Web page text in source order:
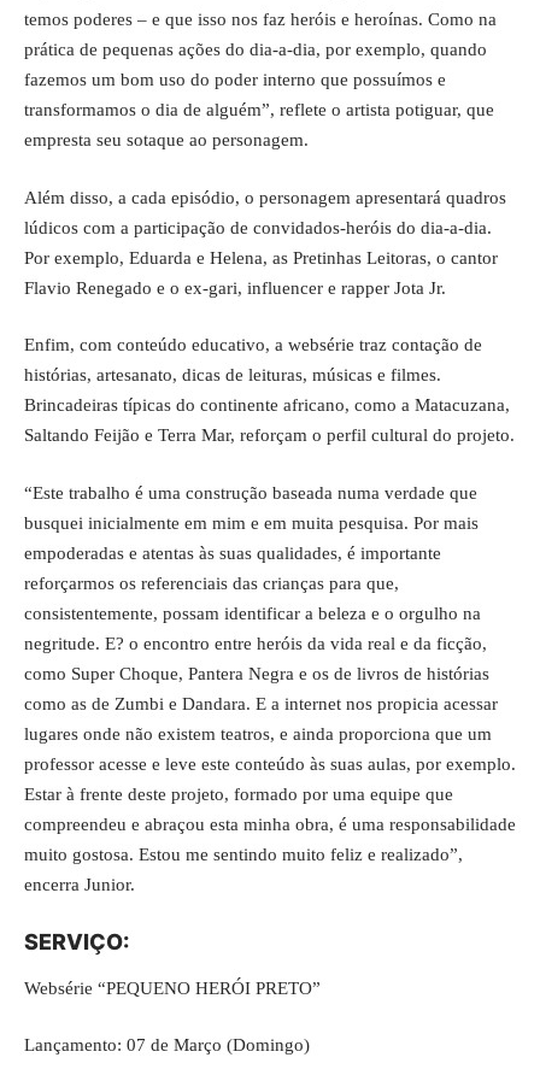
temos poderes – e que isso nos faz heróis e heroínas. Como na
prática de pequenas ações do dia-a-dia, por exemplo, quando
fazemos um bom uso do poder interno que possuímos e
transformamos o dia de alguém”, reflete o artista potiguar, que
empresta seu sotaque ao personagem.
Além disso, a cada episódio, o personagem apresentará quadros
lúdicos com a participação de convidados-heróis do dia-a-dia.
Por exemplo, Eduarda e Helena, as Pretinhas Leitoras, o cantor
Flavio Renegado e o ex-gari, influencer e rapper Jota Jr.
Enfim, com conteúdo educativo, a websérie traz contação de
histórias, artesanato, dicas de leituras, músicas e filmes.
Brincadeiras típicas do continente africano, como a Matacuzana,
Saltando Feijão e Terra Mar, reforçam o perfil cultural do projeto.
“Este trabalho é uma construção baseada numa verdade que
busquei inicialmente em mim e em muita pesquisa. Por mais
empoderadas e atentas às suas qualidades, é importante
reforçarmos os referenciais das crianças para que,
consistentemente, possam identificar a beleza e o orgulho na
negritude. E? o encontro entre heróis da vida real e da ficção,
como Super Choque, Pantera Negra e os de livros de histórias
como as de Zumbi e Dandara. E a internet nos propicia acessar
lugares onde não existem teatros, e ainda proporciona que um
professor acesse e leve este conteúdo às suas aulas, por exemplo.
Estar à frente deste projeto, formado por uma equipe que
compreendeu e abraçou esta minha obra, é uma responsabilidade
muito gostosa. Estou me sentindo muito feliz e realizado”,
encerra Junior.
SERVIÇO:
Websérie “PEQUENO HERÓI PRETO”
Lançamento: 07 de Março (Domingo)